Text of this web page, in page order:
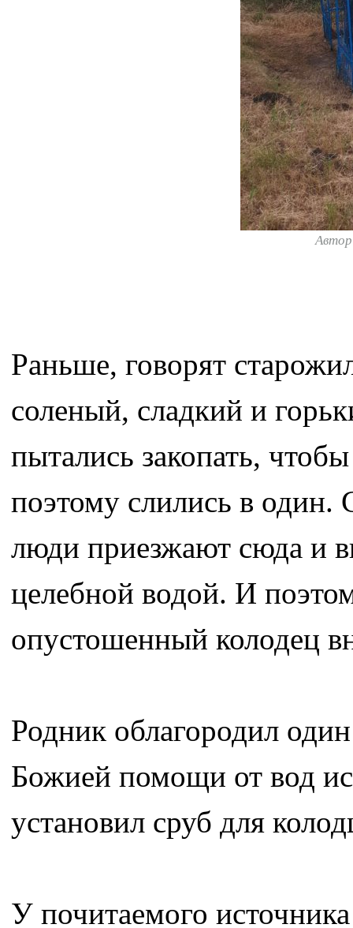
Раньше, говорят
соленый, сладкий и
пытались закопать,
поэтому слились в один.
люди приезжают сюда и
целебной водой. И
опустошенный колодец
Родник облагородил
Божией помощи от вод
установил сруб для
У почитаемого